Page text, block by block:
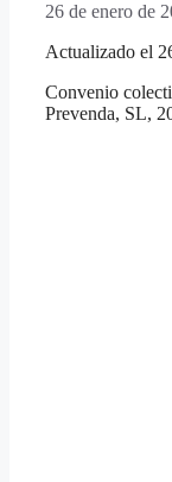
26 de enero de
Actualizado el
Convenio
Prevenda, SL,